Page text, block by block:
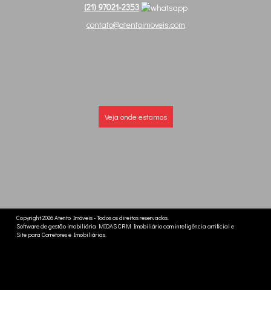
(21)97021-2353
contato@atentoimoveis.com
Veja onde estamos
Copyright 2026Atento Imóveis- Todos os direitos reservados.
Software de gestão imobiliária MIDASCRM Imobiliário com inteligência artificial e
Site para Corretores e Imobiliárias.